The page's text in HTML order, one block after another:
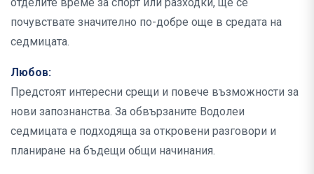
почувствате значително по-добре още в средата на
седмицата.
Любов:
Предстоят интересни срещи и повече възможности за
нови запознанства. За обвързаните Водолеи
седмицата е подходяща за откровени разговори и
планиране на бъдещи общи начинания.